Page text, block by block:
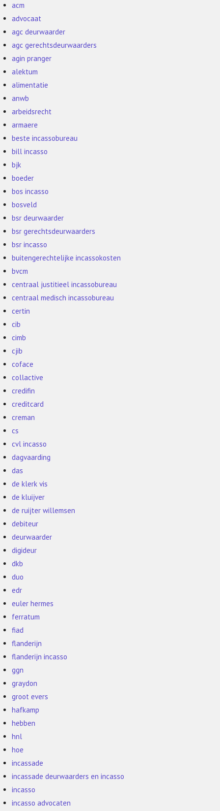
acm
advocaat
agc deurwaarder
agc gerechtsdeurwaarders
agin pranger
alektum
alimentatie
anwb
arbeidsrecht
armaere
beste incassobureau
bill incasso
bjk
boeder
bos incasso
bosveld
bsr deurwaarder
bsr gerechtsdeurwaarders
bsr incasso
buitengerechtelijke incassokosten
bvcm
centraal justitieel incassobureau
centraal medisch incassobureau
certin
cib
cimb
cjib
coface
collactive
credifin
creditcard
creman
cs
cvl incasso
dagvaarding
das
de klerk vis
de kluijver
de ruijter willemsen
debiteur
deurwaarder
digideur
dkb
duo
edr
euler hermes
ferratum
fiad
flanderijn
flanderijn incasso
ggn
graydon
groot evers
hafkamp
hebben
hnl
hoe
incassade
incassade deurwaarders en incasso
incasso
incasso advocaten